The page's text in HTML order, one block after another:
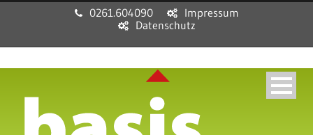
0261.604090
Impressum
Datenschutz